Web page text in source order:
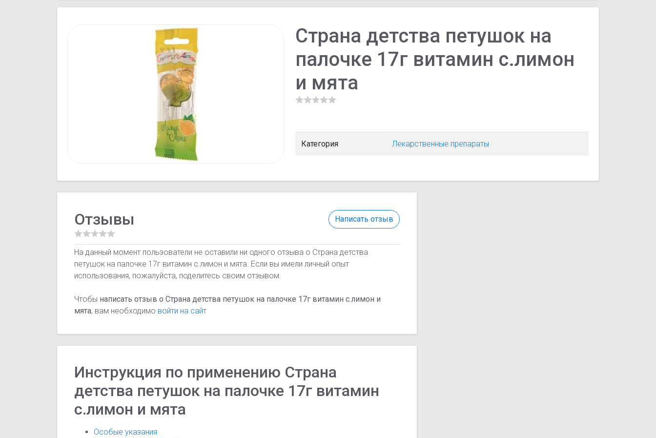
Страна детства петушок на
палочке 17г витамин с.лимон
и мята
Категория Лекарственные препараты
Написать отзыв
Отзывы
На данный момент пользователи не оставили ни одного отзыва о Страна детства
петушок на палочке 17г витамин с.лимон и мята. Если вы имели личный опыт
использования, пожалуйста, поделитесь своим отзывом.
Чтобы написать отзыв о Страна детства петушок на палочке 17г витамин с.лимон и
мята, вам необходимо войти на сайт
Инструкция по применению Страна
детства петушок на палочке 17г витамин
с.лимон и мята
Особые указания